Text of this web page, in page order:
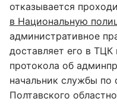
отказывается
в Национальную
административное
доставляет его в
протокола об
начальник службы по
Полтавского